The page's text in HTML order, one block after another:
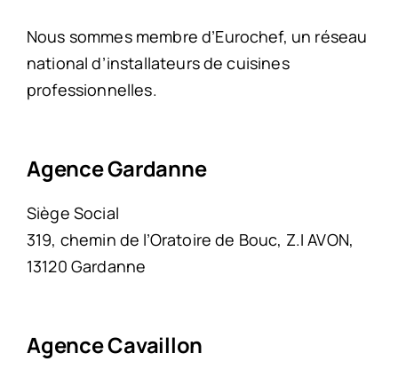
Nous sommes membre d’Eurochef, un réseau
national d’installateurs de cuisines
professionnelles.
Agence Gardanne
Siège Social
319, chemin de l’Oratoire de Bouc, Z.I AVON,
13120 Gardanne
Agence Cavaillon